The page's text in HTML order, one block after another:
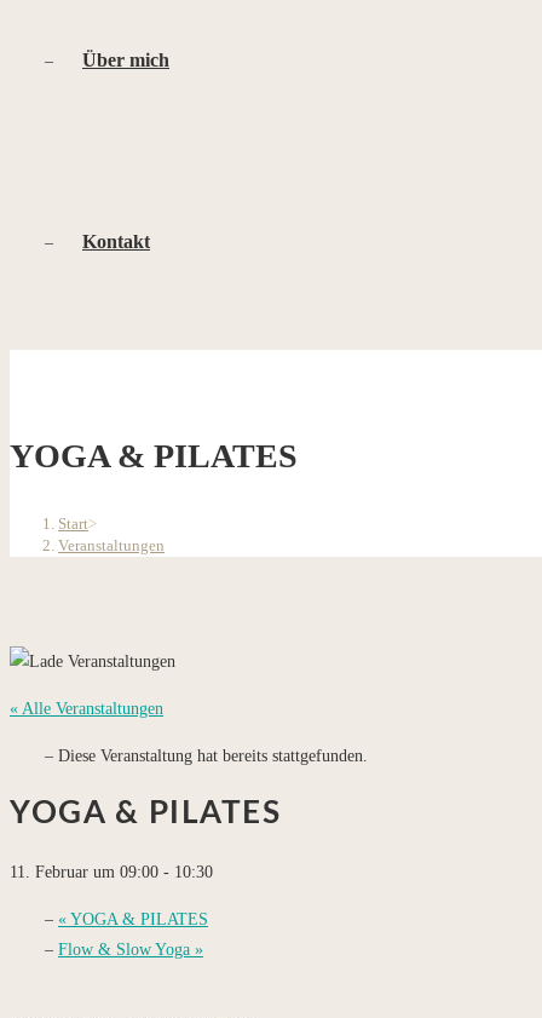
Über mich
Kontakt
YOGA & PILATES
Start>
Veranstaltungen
« Alle Veranstaltungen
Diese Veranstaltung hat bereits stattgefunden.
YOGA & PILATES
11. Februar um 09:00 - 10:30
« YOGA & PILATES
Flow & Slow Yoga »